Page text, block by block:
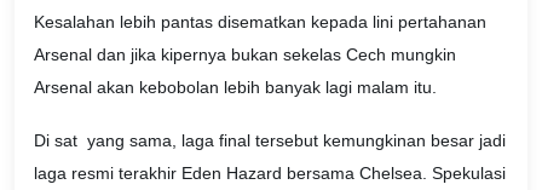
Kesalahan lebih pantas disematkan kepada lini pertahanan
Arsenal dan jika kipernya bukan sekelas Cech mungkin
Arsenal akan kebobolan lebih banyak lagi malam itu.
Di sat yang sama, laga final tersebut kemungkinan besar jadi
laga resmi terakhir Eden Hazard bersama Chelsea. Spekulasi